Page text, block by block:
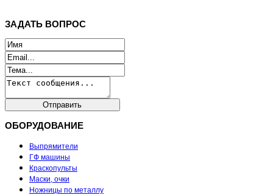
ЗАДАТЬ ВОПРОС
ОБОРУДОВАНИЕ
Выпрямители
ГФ машины
Краскопульты
Маски, очки
Ножницы по металлу